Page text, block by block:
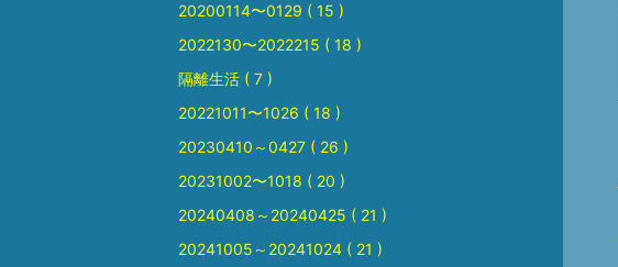
20200114〜0129 ( 15 )
2022130〜2022215 ( 18 )
隔離生活 ( 7 )
20221011〜1026 ( 18 )
20230410～0427 ( 26 )
20231002〜1018 ( 20 )
20240408～20240425 ( 21 )
20241005～20241024 ( 21 )